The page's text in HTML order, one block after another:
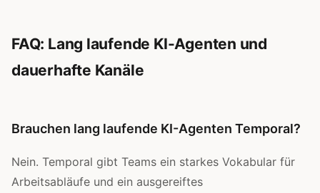
FAQ: Lang laufende KI-Agenten und
dauerhafte Kanäle
Brauchen lang laufende KI-Agenten Temporal?
Nein. Temporal gibt Teams ein starkes Vokabular für
Arbeitsabläufe und ein ausgereiftes